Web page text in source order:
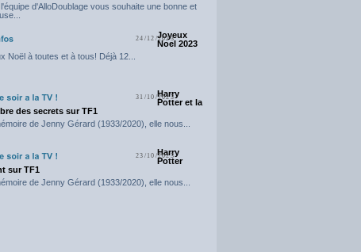
d'AlloDoublage vous souhaite une bonne et
24/12/2023
Joyeux
Noel 2023
Noël à toutes et à tous! Déjà 12...
31/10/2023
Harry
Potter et la
des secrets sur TF1
de Jenny Gérard (1933/2020), elle nous...
23/10/2023
Harry
Potter
sur TF1
de Jenny Gérard (1933/2020), elle nous...